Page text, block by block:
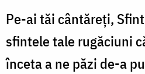
Pe-ai tăi cântăreți,
sfintele tale rugăciuni
înceta a ne păzi de-a